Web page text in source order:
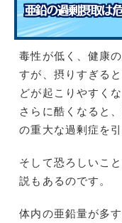
亜鉛の過剰摂取は
毒性が低く、健康
すが、摂りすぎる
どが起こりやすくな
さらに酷くなると
の重大な過剰症を
そして恐ろしいこ
説もあるのです。
体内の亜鉛量が多